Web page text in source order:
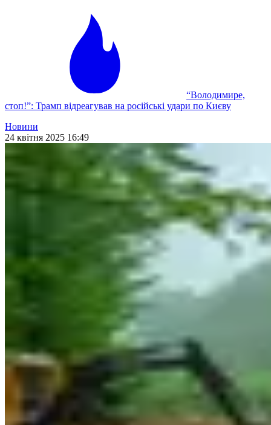
“Володимире,
стоп!”: Трамп відреагував на російські удари по Києву
Новини
24 квітня 2025 16:49